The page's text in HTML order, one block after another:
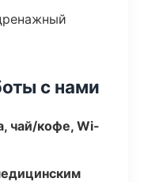
с нами
чай/кофе, Wi-